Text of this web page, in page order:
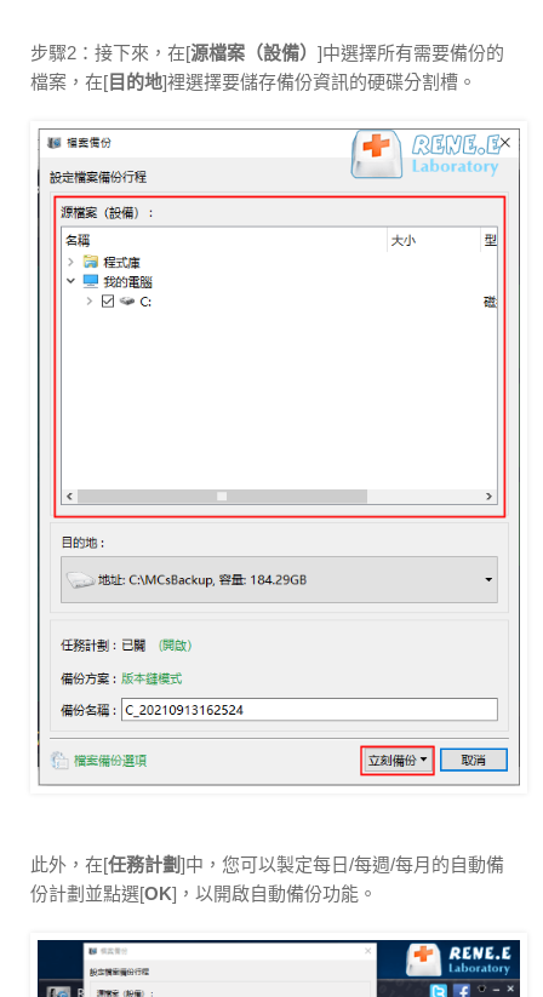
步驟2：接下來，在[源檔案（設備） ]中選擇所有需要備份的
檔案，在[ 目的地]裡選擇要儲存備份資訊的硬碟分割槽。
此外，在[任務計劃]中，您可以製定每日/每週/每月的自動備
份計劃並點選[OK]，以開啟自動備份功能。